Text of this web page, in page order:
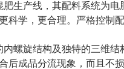
生产线，其配料系统为
学，更合理。严格控制
螺旋结构及独特的三维
后成品分流现象，而且不